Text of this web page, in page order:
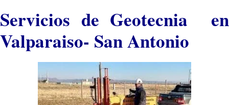
Servicios de Geotecnia en
Valparaiso- San Antonio